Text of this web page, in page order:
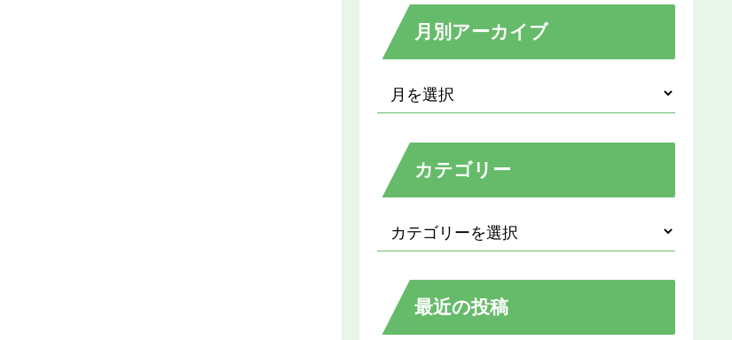
月別アーカイブ
カテゴリー
最近の投稿